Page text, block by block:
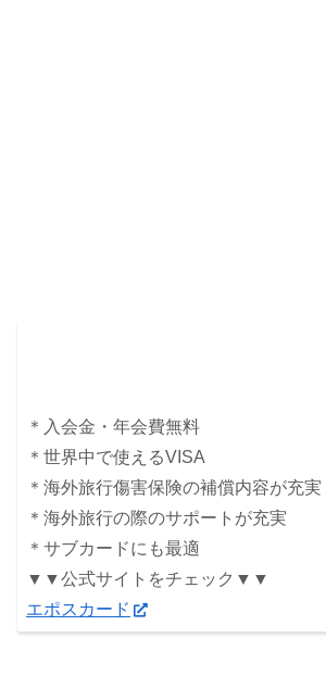
＊入会金・年会費無料
＊世界中で使えるVISA
＊海外旅行傷害保険の補償内容が充実
＊海外旅行の際のサポートが充実
＊サブカードにも最適
▼▼公式サイトをチェック▼▼
エポスカード